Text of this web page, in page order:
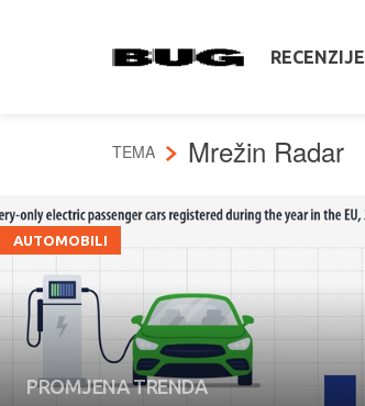
RECENZIJE
TEMA Mrežin Radar
AUTOMOBILI
PROMJENA TRENDA